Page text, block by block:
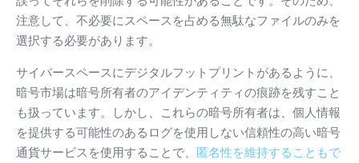
注意して、不必要にスペースを占める無駄なファイルのみを
選択する必要があります。
サイバースペースにデジタルフットプリントがあるように、
暗号市場は暗号所有者のアイデンティティの痕跡を残すこと
も扱っています。
しかし、これらの暗号所有者は、 個人情報
を提供する可能性のあるログを使用しない信頼性の高い暗号
通貨サービスを使用することで、 匿名性を維持することもで